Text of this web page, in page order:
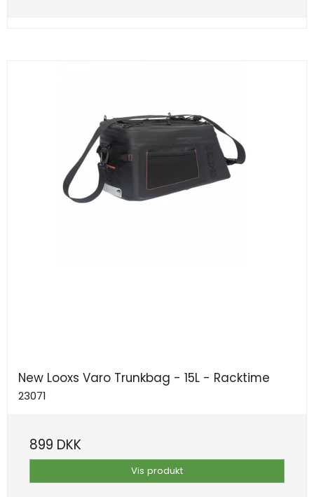
New Looxs Varo Trunkbag - 15L - Racktime
23071
899 DKK
Vis produkt